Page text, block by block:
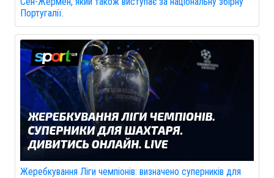
Португалії.
Жеребкування Ліги чемпіонів: визначено суперників для